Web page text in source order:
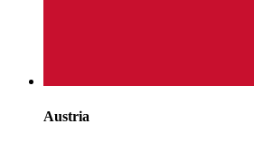
Austria